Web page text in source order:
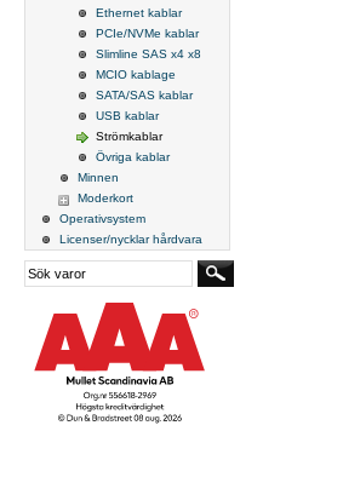
Ethernet kablar
PCIe/NVMe kablar
Slimline SAS x4 x8
MCIO kablage
SATA/SAS kablar
USB kablar
Strömkablar
Övriga kablar
Minnen
Moderkort
Operativsystem
Licenser/nycklar hårdvara